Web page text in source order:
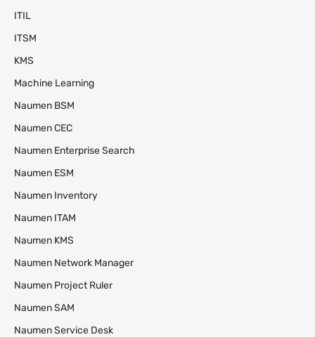
ITIL
ITSM
KMS
Machine Learning
Naumen BSM
Naumen CEC
Naumen Enterprise Search
Naumen ESM
Naumen Inventory
Naumen ITAM
Naumen KMS
Naumen Network Manager
Naumen Project Ruler
Naumen SAM
Naumen Service Desk